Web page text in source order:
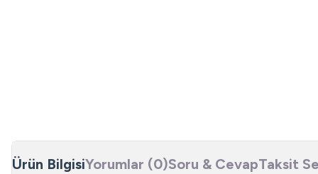
Ürün BilgisiYorumlar (0)Soru & CevapTaksit